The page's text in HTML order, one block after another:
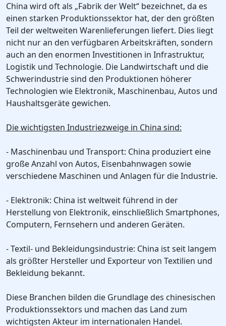
China wird oft als „Fabrik der Welt“ bezeichnet, da es
einen starken Produktionssektor hat, der den größten
Teil der weltweiten Warenlieferungen liefert. Dies liegt
nicht nur an den verfügbaren Arbeitskräften, sondern
auch an den enormen Investitionen in Infrastruktur,
Logistik und Technologie. Die Landwirtschaft und die
Schwerindustrie sind den Produktionen höherer
Technologien wie Elektronik, Maschinenbau, Autos und
Haushaltsgeräte gewichen.
Die wichtigsten Industriezweige in China sind:
- Maschinenbau und Transport: China produziert eine
große Anzahl von Autos, Eisenbahnwagen sowie
verschiedene Maschinen und Anlagen für die Industrie.
- Elektronik: China ist weltweit führend in der
Herstellung von Elektronik, einschließlich Smartphones,
Computern, Fernsehern und anderen Geräten.
- Textil- und Bekleidungsindustrie: China ist seit langem
als größter Hersteller und Exporteur von Textilien und
Bekleidung bekannt.
Diese Branchen bilden die Grundlage des chinesischen
Produktionssektors und machen das Land zum
wichtigsten Akteur im internationalen Handel.